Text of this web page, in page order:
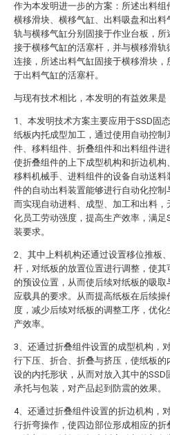
作为本发明进一步的方案：所述出料组
横移滑块、横移气缸、出料吸盘和出料
轨与横移气缸分别固接于作业台板，所
接于横移气缸的活塞杆，并与横移滑轨
连接，所述出料气缸固接于横移滑块，
于出料气缸的活塞杆。
与现有技术相比，本发明的有益效果是
1、本发明技术方案主要应用于SSD固
纸板内托成型加工，通过使用自动控制
件、移料组件、折叠组件和出料组件进
使折叠组件的上下成型机构和折边机构
移料机械手、进料组件的设备自动送料
件的自动出料装置能够进行自动化控制
而实现自动进料、成型、加工和出料，
化员工劳动强度，提高生产效率，满足
装要求。
2、其中上料机构还通过设置移位推板
杆，对纸板的放置位置进行调整，使其
的预设位置，从而使后续对纸板的吸取
应载具的要求。从而提高纸板在后续操
度，减少后续对纸板的调整工序，优化
产效率。
3、还通过折叠组件设置的成型机构，
行下压、折合、折叠与挤压，使纸板的
设的内托形状，从而对放入其中的SSD
承托与包装，对产品起到防震的效果。
4、还通过折叠组件设置的折边机构，
行折弯操作，使四边部位形成相应的折